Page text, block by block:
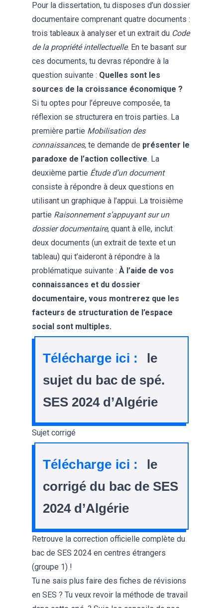
Pour la dissertation, tu disposes d’un dossier
documentaire comprenant quatre documents :
trois tableaux à analyser et un extrait du Code
de la propriété intellectuelle. En te basant sur
ces documents, tu devras répondre à la
question suivante : Quelles sont les
sources de la croissance économique ?
Si tu optes pour l’épreuve composée, ta
réflexion se structurera en trois parties. La
première partie Mobilisation des
connaissances, te demande de présenter le
paradoxe de l’action collective. La
deuxième partie Étude d’un document
consiste à répondre à deux questions en
utilisant un graphique à l’appui. La troisième
partie Raisonnement s’appuyant sur un
dossier documentaire, quant à elle, inclut
deux documents (un extrait de texte et un
tableau) qui t’aideront à répondre à la
problématique suivante : À l’aide de vos
connaissances et du dossier
documentaire, vous montrerez que les
facteurs de structuration de l’espace
social sont multiples.
Télécharge ici :
le
sujet du bac de spé.
SES 2024 d’Algérie
Sujet corrigé
Télécharge ici :
le
corrigé du bac de SES
2024 d’Algérie
Retrouve la correction officielle complète du
bac de SES 2024 en centres étrangers
(groupe 1) !
Tu ne sais plus faire des fiches de révisions
en SES ? Tu veux revoir la méthode de travail